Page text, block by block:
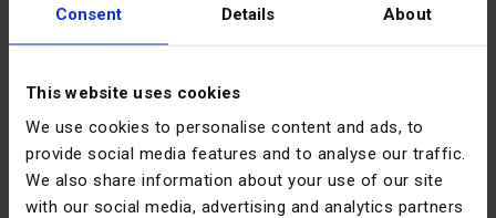
Consent Details About
This website uses cookies
We use cookies to personalise content and ads, to
provide social media features and to analyse our traffic.
We also share information about your use of our site
with our social media, advertising and analytics partners
пределы.
порядок обслуживания строительного
оборудования. Используйте их, чтобы
поддерживать машины в хорошей форме и
работать более 10 000 часов, даже при большем
износе.